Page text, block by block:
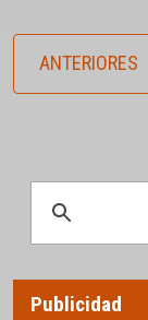
ANTERIORES
Publicidad